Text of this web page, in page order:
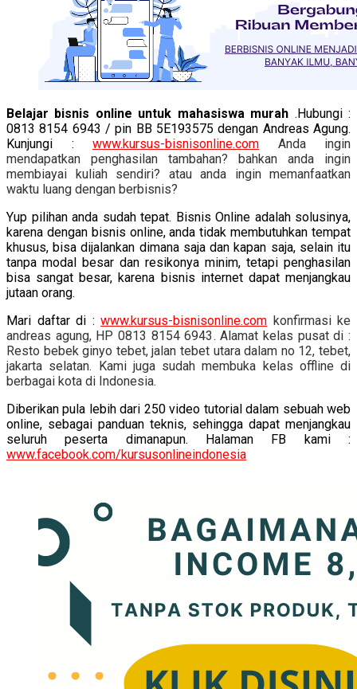
Belajar bisnis online untuk mahasiswa murah .Hubungi :
0813 8154 6943 / pin BB 5E193575 dengan Andreas Agung.
Kunjungi : www.kursus-bisnisonline.com
Anda ingin
mendapatkan penghasilan tambahan? bahkan anda ingin
membiayai kuliah sendiri? atau anda ingin memanfaatkan
waktu luang dengan berbisnis?
Yup pilihan anda sudah tepat. Bisnis Online adalah solusinya,
karena dengan bisnis online, anda tidak membutuhkan tempat
khusus, bisa dijalankan dimana saja dan kapan saja, selain itu
tanpa modal besar dan resikonya minim, tetapi penghasilan
bisa sangat besar, karena bisnis internet dapat menjangkau
jutaan orang.
Mari daftar di : www.kursus-bisnisonline.com konfirmasi ke
andreas agung, HP 0813 8154 6943. Alamat kelas pusat di :
Resto bebek ginyo tebet, jalan tebet utara dalam no 12, tebet,
jakarta selatan. Kami juga sudah membuka kelas offline di
berbagai kota di Indonesia.
Diberikan pula lebih dari 250 video tutorial dalam sebuah web
online, sebagai panduan teknis, sehingga dapat menjangkau
seluruh peserta dimanapun. Halaman FB kami :
www.facebook.com/kursusonlineindonesia